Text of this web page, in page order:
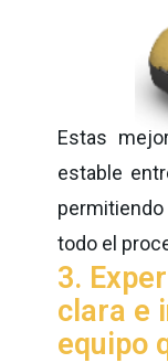
Estas
estable
todo el
3.
clara e
equipo